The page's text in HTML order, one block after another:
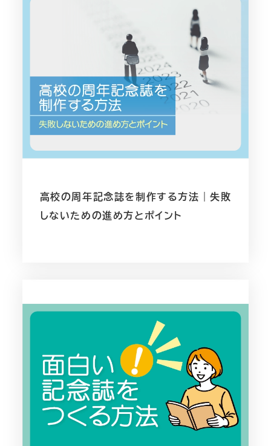
高校の周年記念誌を制作する方法｜失敗
しないための進め方とポイント